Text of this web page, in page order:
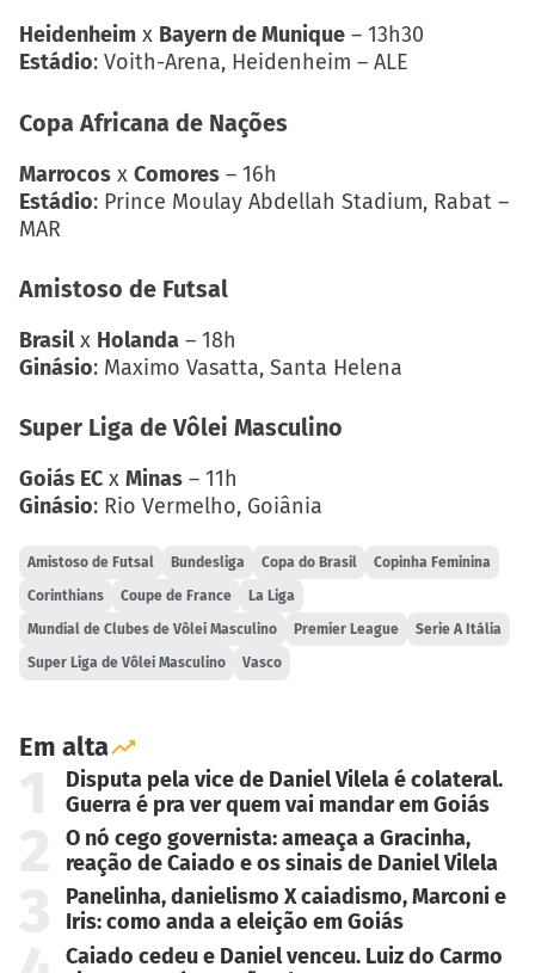
Heidenheim x Bayern de Munique – 13h30
Estádio: Voith-Arena, Heidenheim – ALE
Copa Africana de Nações
Marrocos x Comores – 16h
Estádio: Prince Moulay Abdellah Stadium, Rabat –
MAR
Amistoso de Futsal
Brasilx Holanda – 18h
Ginásio: Maximo Vasatta, Santa Helena
Super Liga de Vôlei Masculino
Goiás EC x Minas – 11h
Ginásio: Rio Vermelho, Goiânia
Amistoso de Futsal Bundesliga Copa do Brasil Copinha Feminina
Corinthians Coupe de France La Liga
Mundial de Clubes de Vôlei Masculino Premier League Serie A Itália
Super Liga de Vôlei Masculino Vasco
Em alta
Disputa pela vice de Daniel Vilela é colateral.
Guerra é pra ver quem vai mandar em Goiás
O nó cego governista: ameaça a Gracinha,
reação de Caiado e os sinais de Daniel Vilela
Panelinha, danielismo X caiadismo, Marconi e
Iris: como anda a eleição em Goiás
Caiado cedeu e Daniel venceu. Luiz do Carmo